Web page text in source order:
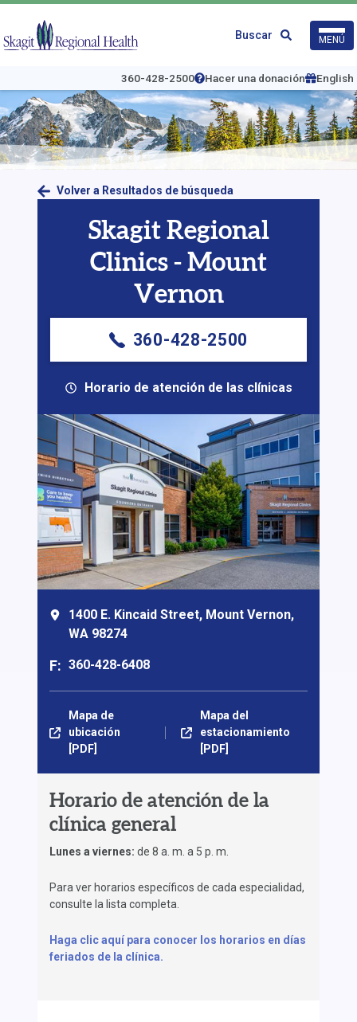
Ir
contenido
de
Health
360-428-2500 Hacer una donación English
Buscar MENÚ
Volver a Resultados de búsqueda
Skagit Regional
Clinics - Mount
Vernon
360-428-2500
Horario de atención de las clínicas
1400 E. Kincaid Street, Mount Vernon,
WA 98274
F: 360-428-6408
Mapa de
ubicación
[PDF]
Mapa del
estacionamiento
[PDF]
Horario de atención de la
clínica general
Lunes a viernes: de 8 a. m. a 5 p. m.
Para ver horarios específicos de cada especialidad,
consulte la lista completa.
Haga clic aquí para conocer los horarios en días
feriados de la clínica.